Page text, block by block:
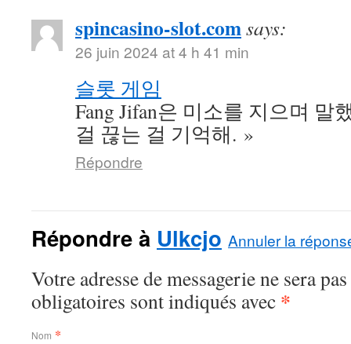
spincasino-slot.comsays:
26 juin 2024 at 4 h 41 min
슬롯 게임
Fang Jifan은 미소를 지으며 말
걸 끊는 걸 기억해. »
Répondre
Répondre à Ulkcjo Annuler la
Votre adresse de messagerie ne sera
obligatoires sont indiqués avec *
Nom *